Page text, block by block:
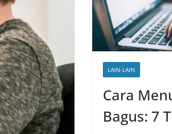
LAIN-LAIN
Cara
Bagus: 7